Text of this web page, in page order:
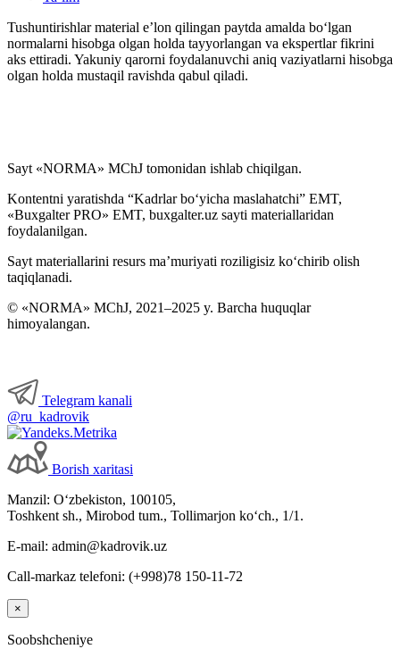
Tushuntirishlar material e’lon qilingan paytda amalda boʻlgan
normalarni hisobga olgan holda tayyorlangan va ekspertlar fikrini
aks ettiradi. Yakuniy qarorni foydalanuvchi aniq vaziyatlarni hisobga
olgan holda mustaqil ravishda qabul qiladi.
Sayt «NORMA» MChJ tomonidan ishlab chiqilgan.
Kontentni yaratishda “Kadrlar boʻyicha maslahatchi” EMT,
«Buxgalter PRO» EMT, buxgalter.uz sayti materiallaridan
foydalanilgan.
Sayt materiallarini resurs ma’muriyati roziligisiz koʻchirib olish
taqiqlanadi.
© «NORMA» MChJ, 2021–2025 y. Barcha huquqlar
himoyalangan.
Telegram kanali
@ru_kadrovik
Borish хaritasi
Manzil: Oʻzbekiston, 100105,
Toshkent sh., Mirobod tum., Tollimarjon koʻch., 1/1.
E-mail: admin@kadrovik.uz
Call-markaz telefoni: (+998)78 150-11-72
×
Soobshcheniye